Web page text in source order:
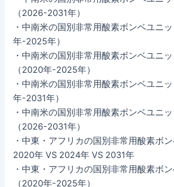
（2026-2031年）
・中南米の国別非常用酸素ボンベユニ
年-2025年）
・中南米の国別非常用酸素ボンベユニ
（2020年-2025年）
・中南米の国別非常用酸素ボンベユニ
年-2031年）
・中南米の国別非常用酸素ボンベユニ
（2026-2031年）
・中東・アフリカの国別非常用酸素ボ
2020年 VS 2024年 VS 2031年
・中東・アフリカの国別非常用酸素ボ
（2020年-2025年）